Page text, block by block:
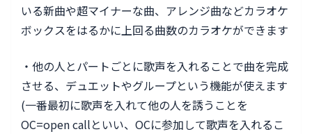
いる新曲や超マイナーな曲、アレンジ曲などカラオケ
ボックスをはるかに上回る曲数のカラオケができます
・他の人とパートごとに歌声を入れることで曲を完成
させる、デュエットやグループという機能が使えます
(一番最初に歌声を入れて他の人を誘うことを
OC=open callといい、OCに参加して歌声を入れるこ